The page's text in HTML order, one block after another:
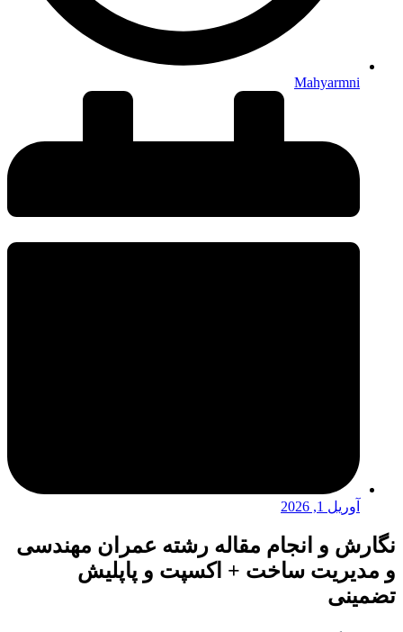
Mahyarmni
آوریل 1, 2026
نگارش و انجام مقاله رشته عمران مهندسی
و مدیریت ساخت + اکسپت و پاپلیش
تضمینی